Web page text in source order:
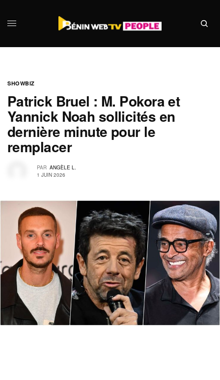
SHOWBIZ
Patrick Bruel : M. Pokora et
Yannick Noah sollicités en
dernière minute pour le
remplacer
PAR ANGÈLE L.
1 JUIN 2026